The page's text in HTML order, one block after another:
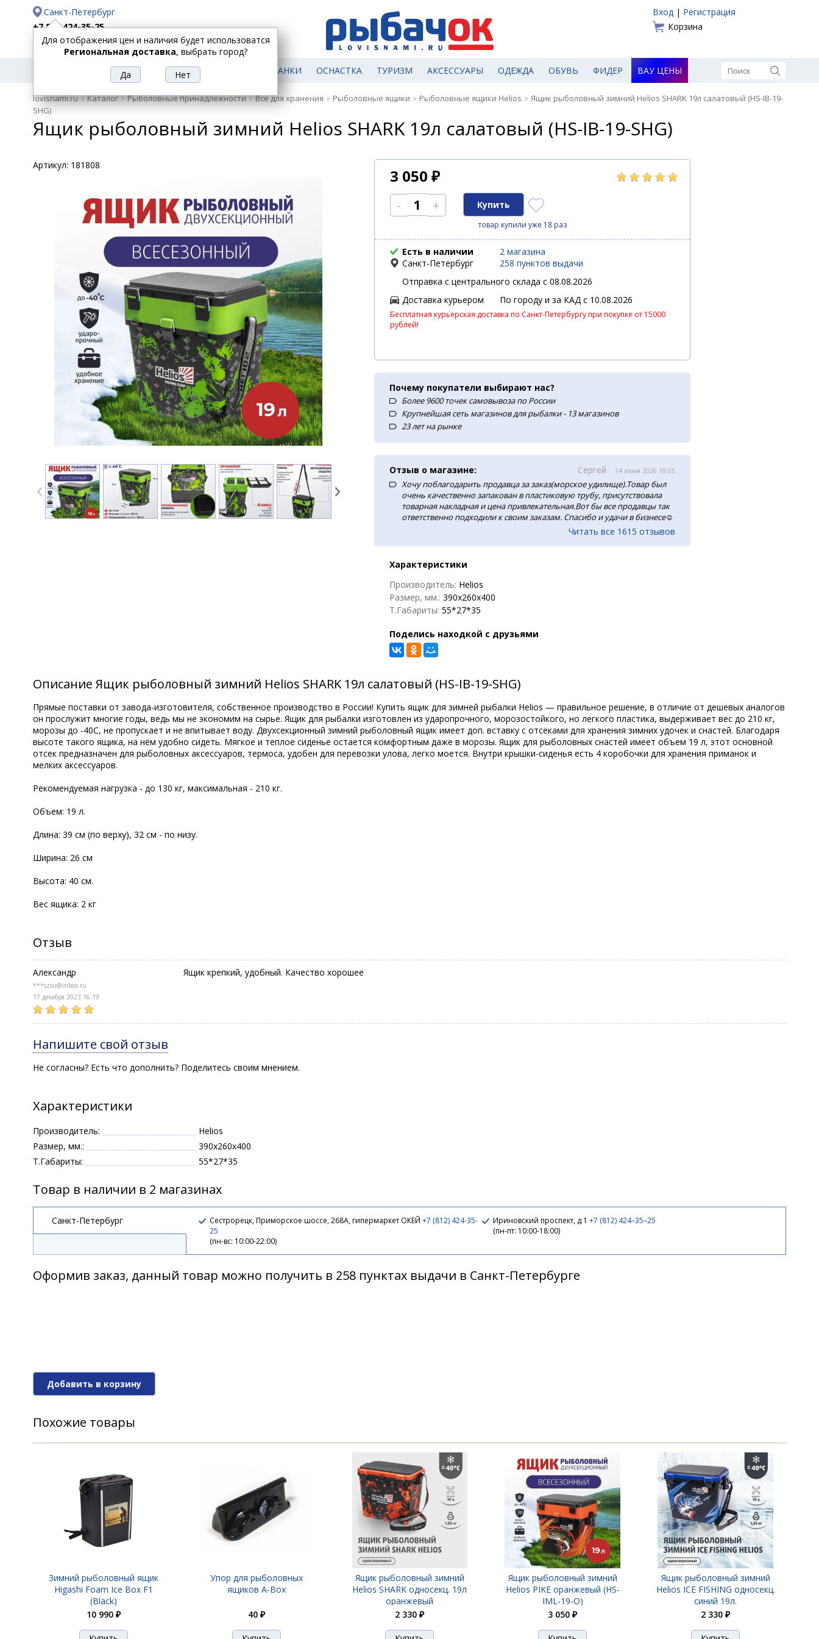
Санкт-Петербург
+7 812 424-35-25
Доставка
Оплата
Вход | Регистрация
Корзина
Для отображения цен и наличия будет использоватся
Региональная доставка, выбрать город?
РЫБОЛОВНЫЕ
ТОВАРЫ
СПИННИНГИ КАТУШКИ ПРИМАНКИ ОСНАСТКА ТУРИЗМ АКСЕССУАРЫ ОДЕЖДА ОБУВЬ ФИДЕР ВАУ ЦЕНЫ
lovisnami.ru»Каталог»Рыболовные принадлежности»Все для хранения » Рыболовные ящики » Рыболовные ящики Helios » Ящик рыболовный зимний Helios SHARK 19л салатовый (HS-IB-19-
SHG)
Ящик рыболовный зимний Helios SHARK 19л салатовый (HS-IB-19-SHG)
Артикул: 181808
3 050 ₽
- +
товар купили уже 18 раз
Есть в наличии
2 магазина
Санкт-Петербург
258 пунктов выдачи
Отправка с центрального склада с 08.08.2026
Доставка курьером
По городу и за КАД c 10.08.2026
Бесплатная курьерская доставка по Санкт-Петербургу при покупке от 15000
рублей!
Почему покупатели выбирают нас?
Более 9600 точек самовывоза по России
Крупнейшая сеть магазинов для рыбалки - 13 магазинов
23 лет на рынке
Отзыв о магазине: Сергей 14 июня 2026 19:05
Хочу поблагодарить продавца за заказ(морское удилище).Товар был
очень качественно запакован в пластиковую трубу, присутствовала
товарная накладная и цена привлекательная.Вот бы все продавцы так
ответственно подходили к своим заказам. Спасибо и удачи в бизнесе☺️
Читать все 1615 отзывов
Характеристики
Производитель: Helios
Размер, мм.: 390x260x400
Т.Габариты: 55*27*35
Поделись находкой с друзьями
Описание Ящик рыболовный зимний Helios SHARK 19л салатовый (HS-IB-19-SHG)
Прямые поставки от завода-изготовителя, собственное производство в России! Купить ящик для зимней рыбалки Helios — правильное решение, в отличие от дешевых аналогов
он прослужит многие годы, ведь мы не экономим на сырье. Ящик для рыбалки изготовлен из ударопрочного, морозостойкого, но легкого пластика, выдерживает вес до 210 кг,
морозы до -40С, не пропускает и не впитывает воду. Двухсекционный зимний рыболовный ящик имеет доп. вставку с отсеками для хранения зимних удочек и снастей. Благодаря
высоте такого ящика, на нём удобно сидеть. Мягкое и теплое сиденье остается комфортным даже в морозы. Ящик для рыболовных снастей имеет объем 19 л, этот основной
отсек предназначен для рыболовных аксессуаров, термоса, удобен для перевозки улова, легко моется. Внутри крышки-сиденья есть 4 коробочки для хранения приманок и
мелких аксессуаров.
Рекомендуемая нагрузка - до 130 кг, максимальная - 210 кг.
Объем: 19 л.
Длина: 39 см (по верху), 32 см - по низу.
Ширина: 26 см
Высота: 40 см.
Вес ящика: 2 кг
Отзыв
Александр
***szsu@inbox.ru
17 декабря 2023 16:19
Ящик крепкий, удобный. Качество хорошее
Напишите свой отзыв
Не согласны? Есть что дополнить? Поделитесь своим мнением.
Характеристики
Производитель:
Helios
Размер, мм.:
390x260x400
Т.Габариты:
55*27*35
Товар в наличии в 2 магазинах
Санкт-Петербург Сестрорецк, Приморское шоссе, 268А, гипермаркет ОКЕЙ +7 (812) 424-35-
25
(пн-вс: 10:00-22:00)
Ириновский проспект, д 1+7 (812) 424–35–25
(пн-пт: 10:00-18:00)
Оформив заказ, данный товар можно получить в 258 пунктах выдачи в Санкт-Петербурге
Добавить в корзину
Похожие товары
Зимний рыболовный ящик
Higashi Foam Ice Box F1
(Black)
10 990 ₽
Упор для рыболовных
ящиков A-Box
40 ₽
Ящик рыболовный зимний
Helios SHARK односекц. 19л
оранжевый
2 330 ₽
Ящик рыболовный зимний
Helios PIKE оранжевый (HS-
IML-19-O)
3 050 ₽
Ящик рыболовный зимний
Helios ICE FISHING односекц.
синий 19л.
2 330 ₽